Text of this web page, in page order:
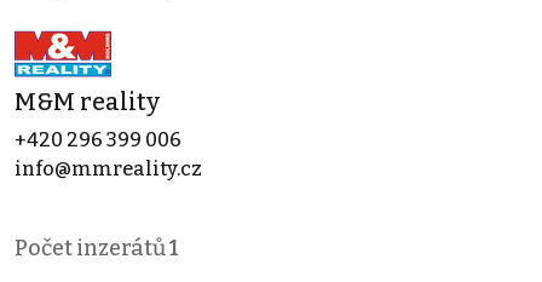
M&M reality
+420 296 399 006
info@mmreality.cz
Počet inzerátů1